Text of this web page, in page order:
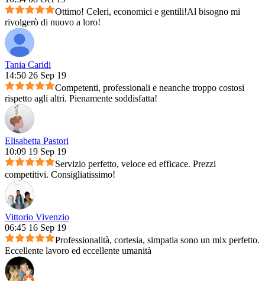
Ottimo! Celeri, economici e gentili!Al bisogno mi
rivolgerò di nuovo a loro!
Tania Caridi
14:50 26 Sep 19
Competenti, professionali e neanche troppo costosi
rispetto agli altri. Pienamente soddisfatta!
Elisabetta Pastori
10:09 19 Sep 19
Servizio perfetto, veloce ed efficace. Prezzi
competitivi. Consigliatissimo!
Vittorio Vivenzio
06:45 16 Sep 19
Professionalità, cortesia, simpatia sono un mix perfetto.
Eccellente lavoro ed eccellente umanità